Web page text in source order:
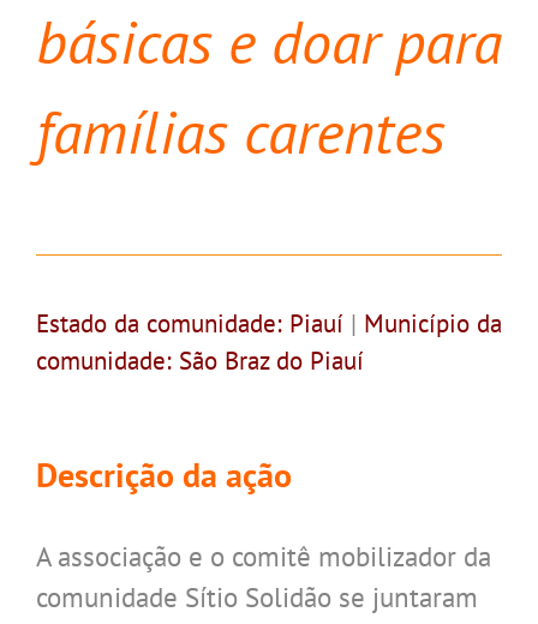
básicas e doar para
famílias carentes
Estado da comunidade: Piauí | Município da
comunidade: São Braz do Piauí
Descrição da ação
A associação e o comitê mobilizador da
comunidade Sítio Solidão se juntaram